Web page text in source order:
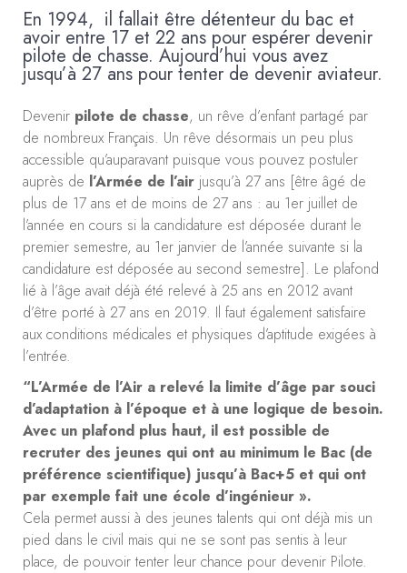
En 1994, il fallait être détenteur du bac et
avoir entre 17 et 22 ans pour espérer devenir
pilote de chasse. Aujourd’hui vous avez
jusqu’à 27 ans pour tenter de devenir aviateur.
Devenir pilote de chasse, un rêve d’enfant partagé par
de nombreux Français. Un rêve désormais un peu plus
accessible qu’auparavant puisque vous pouvez postuler
auprès de l’Armée de l’air jusqu’à 27 ans [être âgé de
plus de 17 ans et de moins de 27 ans : au 1er juillet de
l’année en cours si la candidature est déposée durant le
premier semestre, au 1er janvier de l’année suivante si la
candidature est déposée au second semestre]. Le plafond
lié à l’âge avait déjà été relevé à 25 ans en 2012 avant
d’être porté à 27 ans en 2019. Il faut également satisfaire
aux conditions médicales et physiques d’aptitude exigées à
l’entrée.
“L’Armée de l’Air a relevé la limite d’âge par souci
d’adaptation à l’époque et à une logique de besoin.
Avec un plafond plus haut, il est possible de
recruter des jeunes qui ont au minimum le Bac (de
préférence scientifique) jusqu’à Bac+5 et qui ont
par exemple fait une école d’ingénieur ».
Cela permet aussi à des jeunes talents qui ont déjà mis un
pied dans le civil mais qui ne se sont pas sentis à leur
place, de pouvoir tenter leur chance pour devenir Pilote.